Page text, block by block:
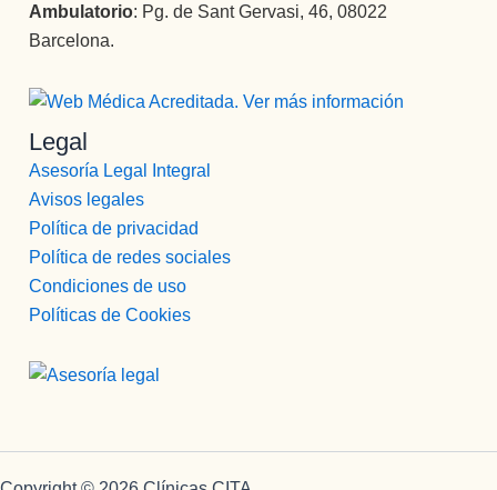
Ambulatorio: Pg. de Sant Gervasi, 46, 08022
Barcelona.
Legal
Asesoría Legal Integral
Avisos legales
Política de privacidad
Política de redes sociales
Condiciones de uso
Políticas de Cookies